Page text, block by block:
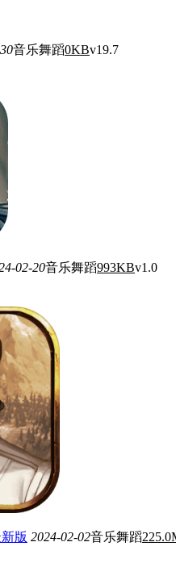
音乐舞蹈0KBv19.7
02-20音乐舞蹈993KBv1.0
版 2024-02-02音乐舞蹈